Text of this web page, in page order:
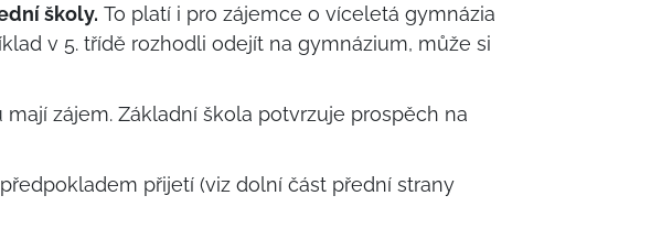
školy. To platí i pro zájemce o víceletá gymnázia
v 5. třídě rozhodli odejít na gymnázium, může si
mají zájem. Základní škola potvrzuje prospěch na
přijetí (viz dolní část přední strany